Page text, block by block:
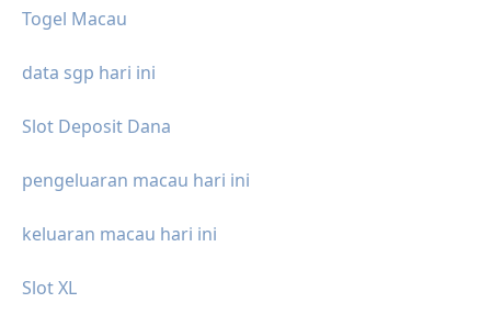
Togel Macau
data sgp hari ini
Slot Deposit Dana
pengeluaran macau hari ini
keluaran macau hari ini
Slot XL